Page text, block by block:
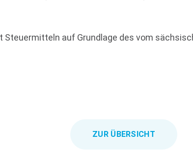
auf Grundlage des vom
ZUR ÜBERSICHT